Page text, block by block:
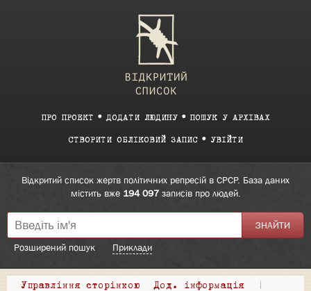
ПРО ПРОЕКТ ДОДАТИ ЛЮДИНУ ПОШУК У АРХІВАХ
СТВОРИТИ ОБЛІКОВИЙ ЗАПИС УВІЙТИ
Відкритий список жертв політичних репресій в СРСР. База даних
містить вже 194 097записів про людей.
Розширений пошук Приклади
Управління сторінкою Дод. інформація |